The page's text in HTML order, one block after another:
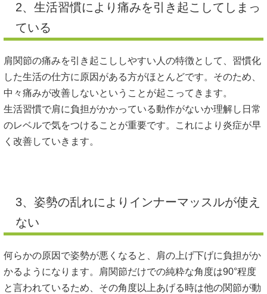
2、生活習慣により痛みを引き起こしてしまっ
ている
肩関節の痛みを引き起こししやすい人の特徴として、習慣化
した生活の仕方に原因がある方がほとんどです。そのため、
中々痛みが改善しないということが起こってきます。
生活習慣で肩に負担がかかっている動作がないか理解し日常
のレベルで気をつけることが重要です。これにより炎症が早
く改善していきます。
3、姿勢の乱れによりインナーマッスルが使え
ない
何らかの原因で姿勢が悪くなると、肩の上げ下げに負担がか
かるようになります。肩関節だけでの純粋な角度は90°程度
と言われているため、その角度以上あげる時は他の関節が動